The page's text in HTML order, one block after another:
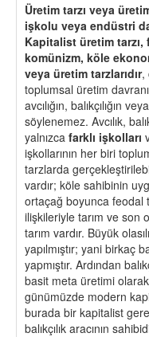
Üretim tarzı veya
işkolu veya endüstri
Kapitalist üretim tarzı,
komünizm, köle
veya üretim tarzlarıdır,
toplumsal üretim
avcılığın, balıkçılığın
söylenemez. Avcılık,
yalnızca farklı işkolları
işkollarının her biri
tarzlarda
vardır; köle sahibinin
ortaçağ boyunca feodal
ilişkileriyle tarım ve son
tarım vardır. Büyük
yapılmıştır; yani birkaç
yapmıştır. Ardından
basit meta üretimi olarak
günümüzde modern
burada bir kapitalist
balıkçılık aracının